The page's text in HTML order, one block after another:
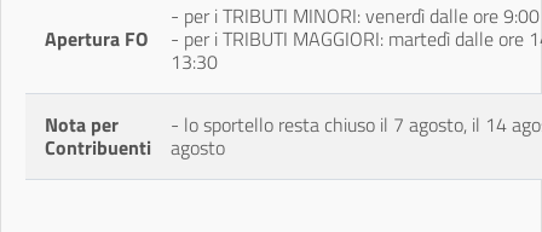
Apertura FO
- per i TRIBUTI MINORI: venerdì dalle ore
- per i TRIBUTI MAGGIORI: martedì dalle
13:30
Nota per
Contribuenti
- lo sportello resta chiuso il 7 agosto, il 14
agosto